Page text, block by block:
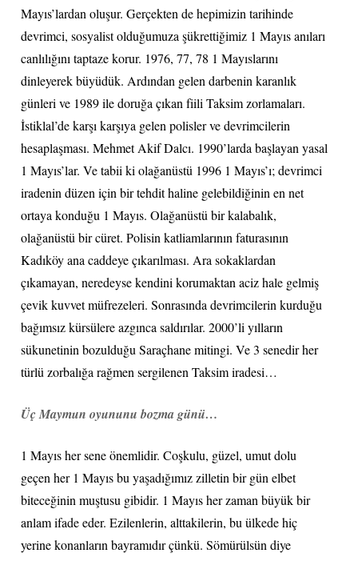
Mayıs’lardan oluşur. Gerçekten de hepimizin tarihinde
devrimci, sosyalist olduğumuza şükrettiğimiz 1 Mayıs anıları
canlılığını taptaze korur. 1976, 77, 78 1 Mayıslarını
dinleyerek büyüdük. Ardından gelen darbenin karanlık
günleri ve 1989 ile doruğa çıkan fiili Taksim zorlamaları.
İstiklal’de karşı karşıya gelen polisler ve devrimcilerin
hesaplaşması. Mehmet Akif Dalcı. 1990’larda başlayan yasal
1 Mayıs’lar. Ve tabii ki olağanüstü 1996 1 Mayıs’ı; devrimci
iradenin düzen için bir tehdit haline gelebildiğinin en net
ortaya konduğu 1 Mayıs. Olağanüstü bir kalabalık,
olağanüstü bir cüret. Polisin katliamlarının faturasının
Kadıköy ana caddeye çıkarılması. Ara sokaklardan
çıkamayan, neredeyse kendini korumaktan aciz hale gelmiş
çevik kuvvet müfrezeleri. Sonrasında devrimcilerin kurduğu
bağımsız kürsülere azgınca saldırılar. 2000’li yılların
sükunetinin bozulduğu Saraçhane mitingi. Ve 3 senedir her
türlü zorbalığa rağmen sergilenen Taksim iradesi…
Üç Maymun oyununu bozma günü…
1 Mayıs her sene önemlidir. Coşkulu, güzel, umut dolu
geçen her 1 Mayıs bu yaşadığımız zilletin bir gün elbet
biteceğinin muştusu gibidir. 1 Mayıs her zaman büyük bir
anlam ifade eder. Ezilenlerin, alttakilerin, bu ülkede hiç
yerine konanların bayramıdır çünkü. Sömürülsün diye